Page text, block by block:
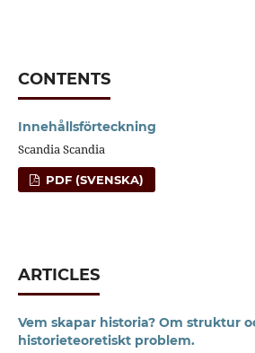
CONTENTS
Innehållsförteckning
Scandia Scandia
PDF (SVENSKA)
ARTICLES
Vem skapar historia? Om struktur
historieteoretiskt problem.